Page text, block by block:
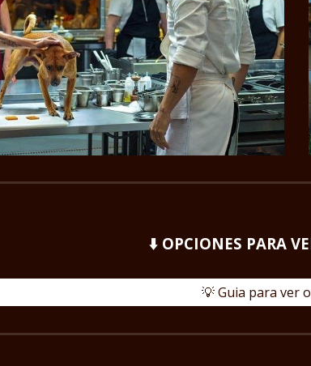
⬇️ OPCIONES PARA
💡 Guia para ver